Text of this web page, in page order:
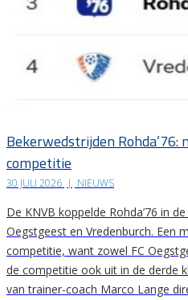
Bekerwedstrijden Rohda’76:
competitie
30 JULI 2026 | NIEUWS
De KNVB koppelde Rohda’76 in
Oegstgeest en Vredenburch. Een
competitie, want zowel FC
de competitie ook uit in de derde
van trainer-coach Marco Lange